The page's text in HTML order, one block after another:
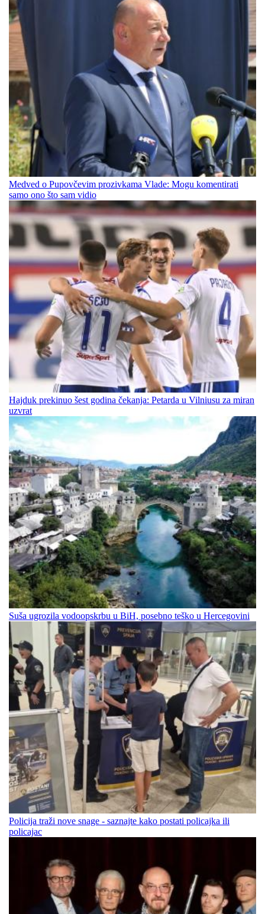
Medved o Pupovčevim prozivkama Vlade: Mogu komentirati
samo ono što sam vidio
Hajduk prekinuo šest godina čekanja: Petarda u Vilniusu za miran
uzvrat
Suša ugrozila vodoopskrbu u BiH, posebno teško u Hercegovini
Policija traži nove snage - saznajte kako postati policajka ili
policajac